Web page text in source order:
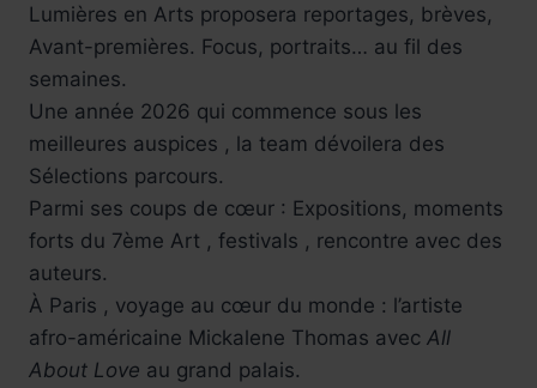
Lumières en Arts proposera reportages, brèves,
Avant-premières. Focus, portraits… au fil des
semaines.
Une année 2026 qui commence sous les
meilleures auspices , la team dévoilera des
Sélections parcours.
Parmi ses coups de cœur : Expositions, moments
forts du 7ème Art , festivals , rencontre avec des
auteurs.
À Paris , voyage au cœur du monde : l’artiste
afro-américaine Mickalene Thomas avec All
About Love au grand palais.